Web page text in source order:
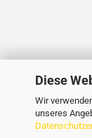
Diese
Wir
unseres